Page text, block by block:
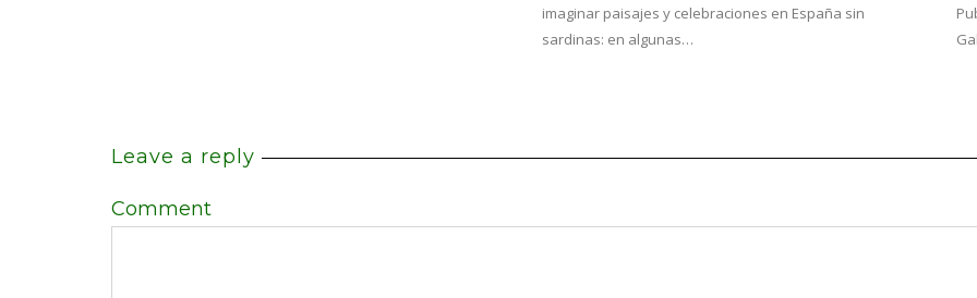
imaginar paisajes y celebraciones en España sin
sardinas: en algunas…
Leave a reply
Comment